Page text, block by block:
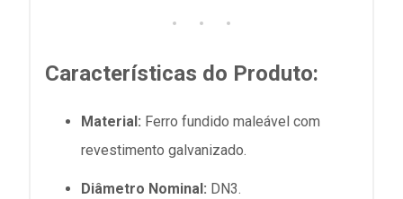
Características do Produto:
Material: Ferro fundido maleável com
revestimento galvanizado.
Diâmetro Nominal: DN3.